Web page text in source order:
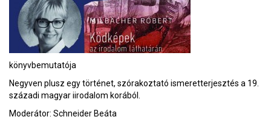
könyvbemutatója
Negyven plusz egy történet, szórakoztató ismeretterjesztés a 19.
századi magyar iirodalom korából.
Moderátor: Schneider Beáta